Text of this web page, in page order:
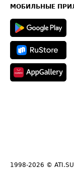
Техническая
МОБИЛЬНЫЕ
1998-2026 ©